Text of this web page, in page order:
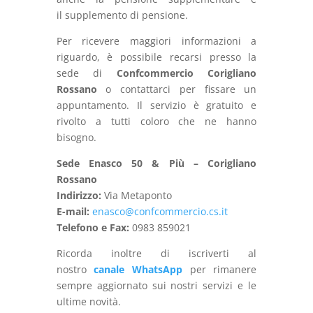
il supplemento di pensione.
Per ricevere maggiori informazioni a
riguardo, è possibile recarsi presso la
sededi ConfcommercioCorigliano
Rossano
ocontattarci per fissare un
appuntamento. Il servizio ègratuitoe
rivolto a tutti coloroche ne hanno
bisogno.
Sede Enasco 50 & Più – Corigliano
Rossano
Indirizzo: Via Metaponto
E-mail: enasco@confcommercio.cs.it
Telefono e Fax: 0983 859021
Ricorda inoltre di iscriverti al
nostrocanale WhatsApp
per rimanere
sempre aggiornato sui nostri servizi e le
ultime novità.